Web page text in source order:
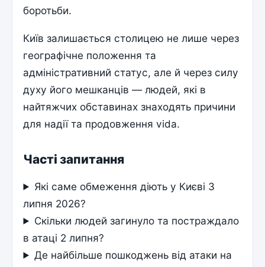
боротьби.
Київ залишається столицею не лише через
географічне положення та
адміністративний статус, але й через силу
духу його мешканців — людей, які в
найтяжчих обставинах знаходять причини
для надії та продовження vida.
Часті запитання
Які саме обмеження діють у Києві 3
липня 2026?
Скільки людей загинуло та постраждало
в атаці 2 липня?
Де найбільше пошкоджень від атаки на